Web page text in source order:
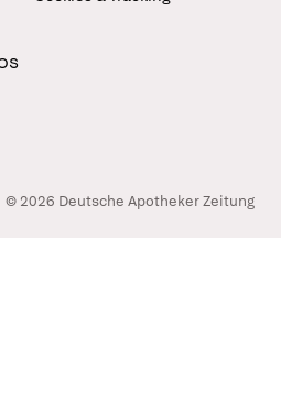
© 2026 Deutsche Apotheker Zeitung